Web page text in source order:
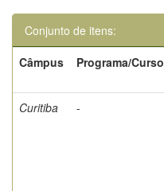
Conjunto de itens:
Câmpus
Programa/Curso
Curitiba -